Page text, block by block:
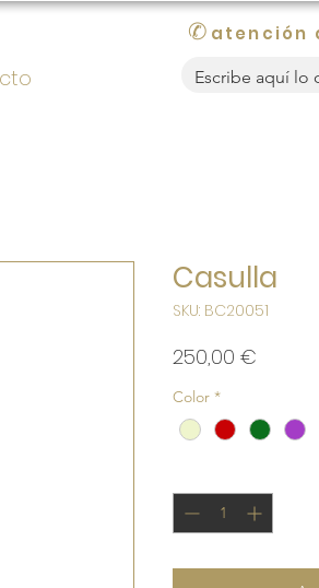
✆ atención
Casulla
SKU: BC20051
250,00 €
Color *